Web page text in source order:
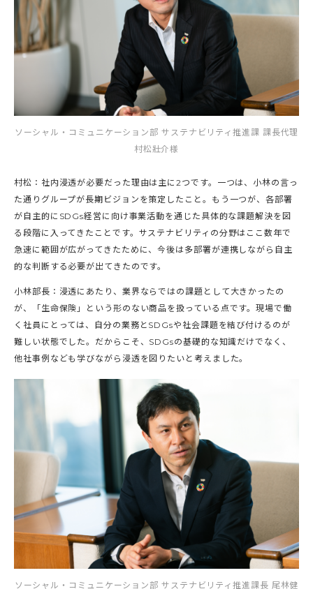
ソーシャル・コミュニケーション部 サステナビリティ推進課 課長代理
村松壯介様
村松：社内浸透が必要だった理由は主に2つです。一つは、小林の言っ
た通りグループが長期ビジョンを策定したこと。もう一つが、各部署
が自主的にSDGs経営に向け事業活動を通じた具体的な課題解決を図
る段階に入ってきたことです。サステナビリティの分野はここ数年で
急速に範囲が広がってきたために、今後は多部署が連携しながら自主
的な判断する必要が出てきたのです。
小林部長：浸透にあたり、業界ならではの課題として大きかったの
が、「生命保険」という形のない商品を扱っている点です。現場で働
く社員にとっては、自分の業務とSDGsや社会課題を結び付けるのが
難しい状態でした。だからこそ、SDGsの基礎的な知識だけでなく、
他社事例なども学びながら浸透を図りたいと考えました。
ソーシャル・コミュニケーション部 サステナビリティ推進課長 尾林健